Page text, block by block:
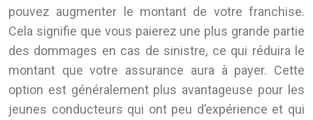
pouvez augmenter le montant de votre franchise.
Cela signifie que vous paierez une plus grande partie
des dommages en cas de sinistre, ce qui réduira le
montant que votre assurance aura à payer. Cette
option est généralement plus avantageuse pour les
jeunes conducteurs qui ont peu d’expérience et qui